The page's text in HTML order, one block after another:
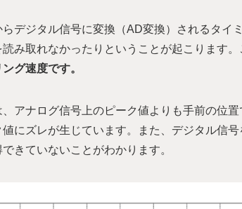
デジタル信号に変換（AD変換）されるタイ
み取れなかったりということが起こります。
グ速度です。
アナログ信号上のピーク値よりも手前の位
にズレが生じています。また、デジタル信
きていないことがわかります。